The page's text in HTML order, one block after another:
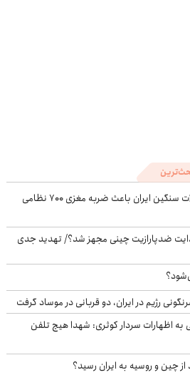
آسوشیتدپرس افشا کرد: حملات سنگین ایران باعث ضربه مغزی ۷۰۰ نظامی
ضدپارازیت چینی مجهز شد؟/ تهدید جدی
رژیم در ایران، دو قربانی در موساد گرفت
به اظهارات سردار کوثری: شهدا هیچ تلفن
چین و روسیه به ایران رسید؟